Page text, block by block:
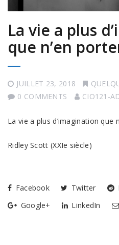
La vie a plus
que n’en
JUILLET 23, 2018
0 COMMENTS
CIO121-
La vie a plus d’imagination que
Ridley Scott (XXIe siècle)
Facebook Twitter
Google+
LinkedIn